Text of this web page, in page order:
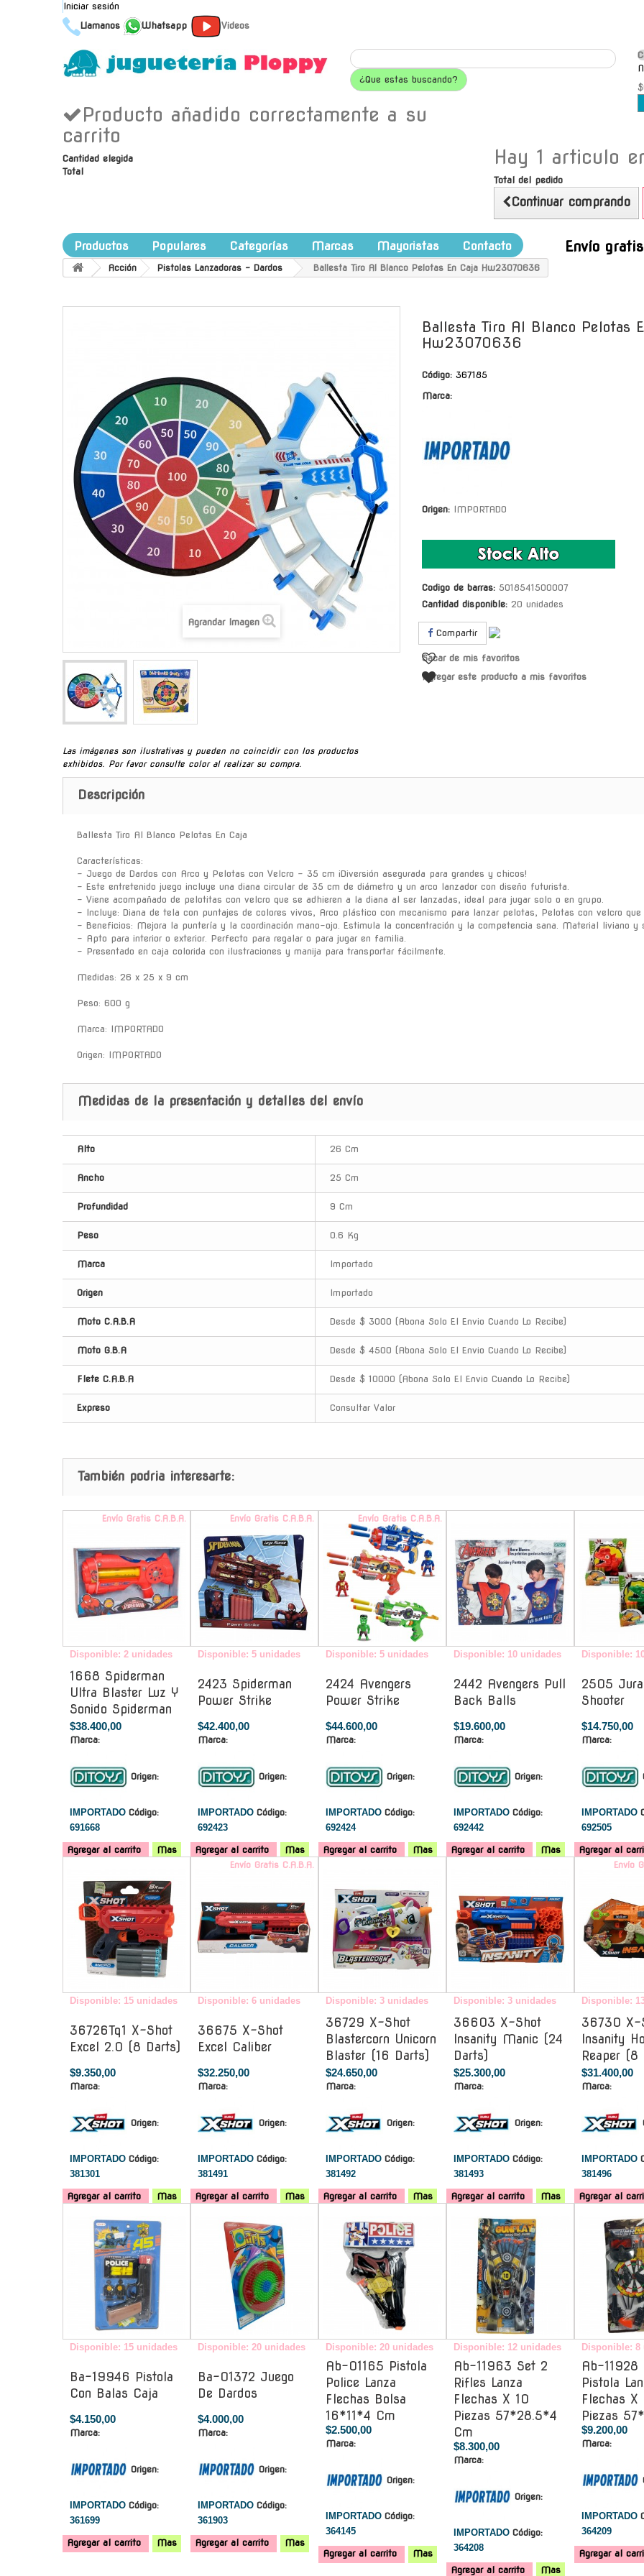
Iniciar sesión
Llamanos
Whatsapp Videos
¿Que estas buscando?
Producto añadido correctamente a su
carrito
Cantidad elegida
Total
Hay 1 articulo
Total del pedido
Continuar comprando
Productos Populares Categorías Marcas Mayoristas Contacto Envío
Acción Pistolas Lanzadoras - Dardos Ballesta Tiro Al Blanco Pelotas En Caja Hw23070636
Agrandar Imagen
Las imágenes son ilustrativas y pueden no coincidir con los productos
exhibidos. Por favor consulte color al realizar su compra.
Ballesta Tiro Al Blanco Pelotas
Hw23070636
Código: 367185
Marca:
Origen: IMPORTADO
Codigo de barras: 5018541500007
Cantidad disponible: 20 unidades
Compartir
Sacar de mis favoritos
Agregar este producto a mis favoritos
Descripción
Ballesta Tiro Al Blanco Pelotas En Caja
Características:
- Juego de Dardos con Arco y Pelotas con Velcro - 35 cm ¡Diversión asegurada para grandes y chicos!
- Este entretenido juego incluye una diana circular de 35 cm de diámetro y un arco lanzador con diseño futurista.
- Viene acompañado de pelotitas con velcro que se adhieren a la diana al ser lanzadas, ideal para jugar solo o en grupo.
- Incluye: Diana de tela con puntajes de colores vivos, Arco plástico con mecanismo para lanzar pelotas, Pelotas con velcro
- Beneficios: Mejora la puntería y la coordinación mano-ojo. Estimula la concentración y la competencia sana. Material liviano y
- Apto para interior o exterior. Perfecto para regalar o para jugar en familia.
- Presentado en caja colorida con ilustraciones y manija para transportar fácilmente.
Medidas: 26 x 25 x 9 cm
Peso: 600 g
Marca: IMPORTADO
Origen: IMPORTADO
Medidas de la presentación y detalles del envío
Alto 26 Cm
Ancho 25 Cm
Profundidad 9 Cm
Peso 0.6 Kg
Marca Importado
Origen Importado
Moto C.A.B.A Desde $ 3000 (Abona Solo El Envio Cuando Lo Recibe)
Moto G.B.A Desde $ 4500 (Abona Solo El Envio Cuando Lo Recibe)
Flete C.A.B.A Desde $ 10000 (Abona Solo El Envio Cuando Lo Recibe)
Expreso Consultar Valor
También podria interesarte:
Envío Gratis C.A.B.A.
Disponible: 2 unidades
1668 Spiderman
Ultra Blaster Luz Y
Sonido Spiderman
$38.400,00
Marca:
Origen:
IMPORTADO Código:
691668
Agregar al carrito Mas
Envío Gratis C.A.B.A.
Disponible: 5 unidades
2423 Spiderman
Power Strike
$42.400,00
Marca:
Origen:
IMPORTADO Código:
692423
Agregar al carrito Mas
Envío Gratis C.A.B.A.
Disponible: 5 unidades
2424 Avengers
Power Strike
$44.600,00
Marca:
Origen:
IMPORTADO Código:
692424
Agregar al carrito Mas
Disponible: 10 unidades
2442 Avengers Pull
Back Balls
$19.600,00
Marca:
Origen:
IMPORTADO Código:
692442
Agregar al carrito Mas
Disponible:
2505
Shooter
$14.750,00
Marca:
IMPORTADO
692505
Agregar al
Disponible: 15 unidades
36726Tq1 X-Shot
Excel 2.0 (8 Darts)
$9.350,00
Marca:
Origen:
IMPORTADO Código:
381301
Agregar al carrito Mas
Envío Gratis C.A.B.A.
Disponible: 6 unidades
36675 X-Shot
Excel Caliber
$32.250,00
Marca:
Origen:
IMPORTADO Código:
381491
Agregar al carrito Mas
Disponible: 3 unidades
36729 X-Shot
Blastercorn Unicorn
Blaster (16 Darts)
$24.650,00
Marca:
Origen:
IMPORTADO Código:
381492
Agregar al carrito Mas
Disponible: 3 unidades
36603 X-Shot
Insanity Manic (24
Darts)
$25.300,00
Marca:
Origen:
IMPORTADO Código:
381493
Agregar al carrito Mas
Envío
Disponible:
36730 X-
Insanity
Reaper (8
$31.400,00
Marca:
IMPORTADO
381496
Agregar al
Disponible: 15 unidades
Ba-19946 Pistola
Con Balas Caja
$4.150,00
Marca:
Origen:
IMPORTADO Código:
361699
Agregar al carrito Mas
Disponible: 20 unidades
Ba-01372 Juego
De Dardos
$4.000,00
Marca:
Origen:
IMPORTADO Código:
361903
Agregar al carrito Mas
Disponible: 20 unidades
Ab-01165 Pistola
Police Lanza
Flechas Bolsa
16*11*4 Cm
$2.500,00
Marca:
Origen:
IMPORTADO Código:
364145
Agregar al carrito Mas
Disponible: 12 unidades
Ab-11963 Set 2
Rifles Lanza
Flechas X 10
Piezas 57*28.5*4
Cm
$8.300,00
Marca:
Origen:
IMPORTADO Código:
364208
Agregar al carrito Mas
Disponible: 8
Ab-11928
Pistola
Flechas X
Piezas
$9.200,00
Marca:
IMPORTADO
364209
Agregar al